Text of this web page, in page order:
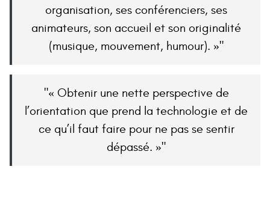
organisation, ses conférenciers, ses
animateurs, son accueil et son originalité
(musique, mouvement, humour). »
« Obtenir une nette perspective de
l’orientation que prend la technologie et de
ce qu’il faut faire pour ne pas se sentir
dépassé. »